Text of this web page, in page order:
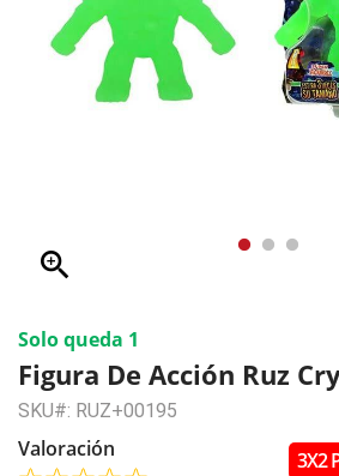
zoom_in
Solo queda 1
Figura De Acción Ruz
SKU#: RUZ+00195
Valoración 3X2